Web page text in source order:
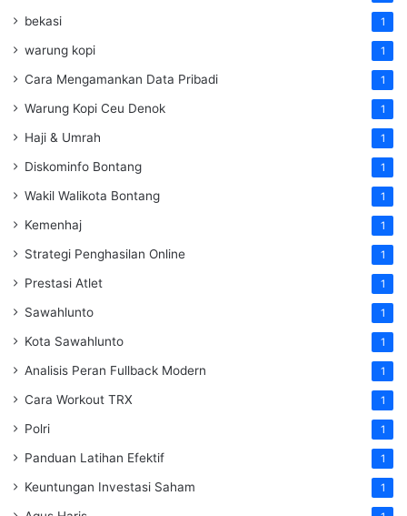
bekasi 1
warung kopi 1
Cara Mengamankan Data Pribadi 1
Warung Kopi Ceu Denok 1
Haji & Umrah 1
Diskominfo Bontang 1
Wakil Walikota Bontang 1
Kemenhaj 1
Strategi Penghasilan Online 1
Prestasi Atlet 1
Sawahlunto 1
Kota Sawahlunto 1
Analisis Peran Fullback Modern 1
Cara Workout TRX 1
Polri 1
Panduan Latihan Efektif 1
Keuntungan Investasi Saham 1